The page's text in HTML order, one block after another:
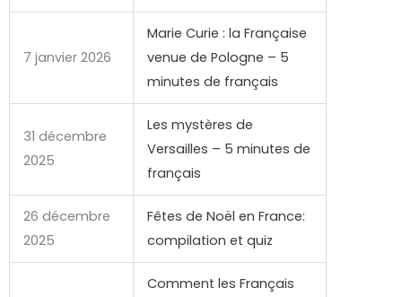
7 janvier 2026
Marie Curie : la Française
venue de Pologne – 5
minutes de français
31 décembre
2025
Les mystères de
Versailles – 5 minutes de
français
26 décembre
2025
Fêtes de Noël en France:
compilation et quiz
Comment les Français